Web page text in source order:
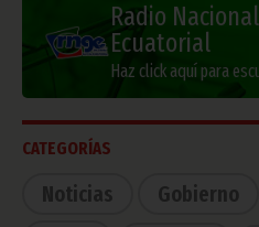
Radio
Ecuatorial
Haz click aquí para
CATEGORÍAS
Noticias Gobierno